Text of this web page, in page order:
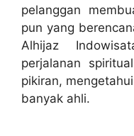
pelanggan
pun yang
Alhijaz
perjalanan
pikiran,
banyak ahli.